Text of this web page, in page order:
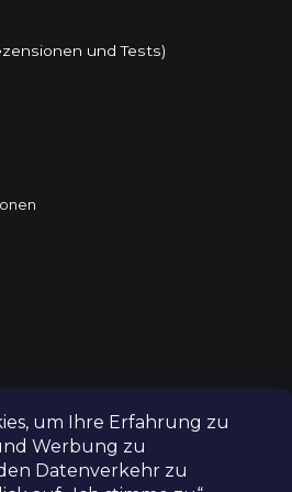
um Ihre Erfahrung zu
Werbung zu
Datenverkehr zu
und Tests)